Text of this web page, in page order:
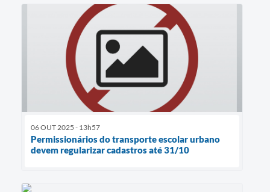
06 OUT 2025 - 13h57
Permissionários do transporte escolar urbano
devem regularizar cadastros até 31/10